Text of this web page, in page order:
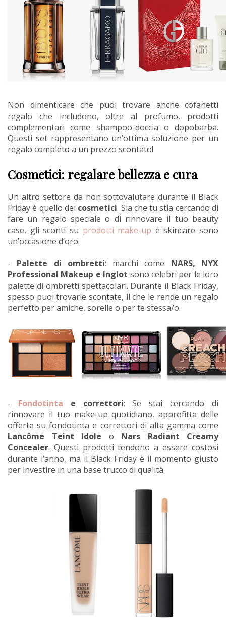
Non dimenticare che puoi trovare anche cofanetti
regalo che includono, oltre al profumo, prodotti
complementari come shampoo-doccia o dopobarba.
Questi set rappresentano un’ottima soluzione per un
regalo completo a un prezzo scontato!
Cosmetici: regalare bellezza e cura
Un altro settore da non sottovalutare durante il Black
Friday è quello dei cosmetici. Sia che tu stia cercando di
fare un regalo speciale o di rinnovare il tuo beauty
case, gli sconti su prodotti make-up e skincare sono
un’occasione d’oro.
- Palette di ombretti: marchi come NARS, NYX
Professional Makeup e Inglot sono celebri per le loro
palette di ombretti spettacolari. Durante il Black Friday,
spesso puoi trovarle scontate, il che le rende un regalo
perfetto per amiche, sorelle o per te stessa/o.
- Fondotinta e correttori: Se stai cercando di
rinnovare il tuo make-up quotidiano, approfitta delle
offerte su fondotinta e correttori di alta gamma come
Lancôme Teint Idole o Nars Radiant Creamy
Concealer. Questi prodotti tendono a essere costosi
durante l’anno, ma il Black Friday è il momento giusto
per investire in una base trucco di qualità.